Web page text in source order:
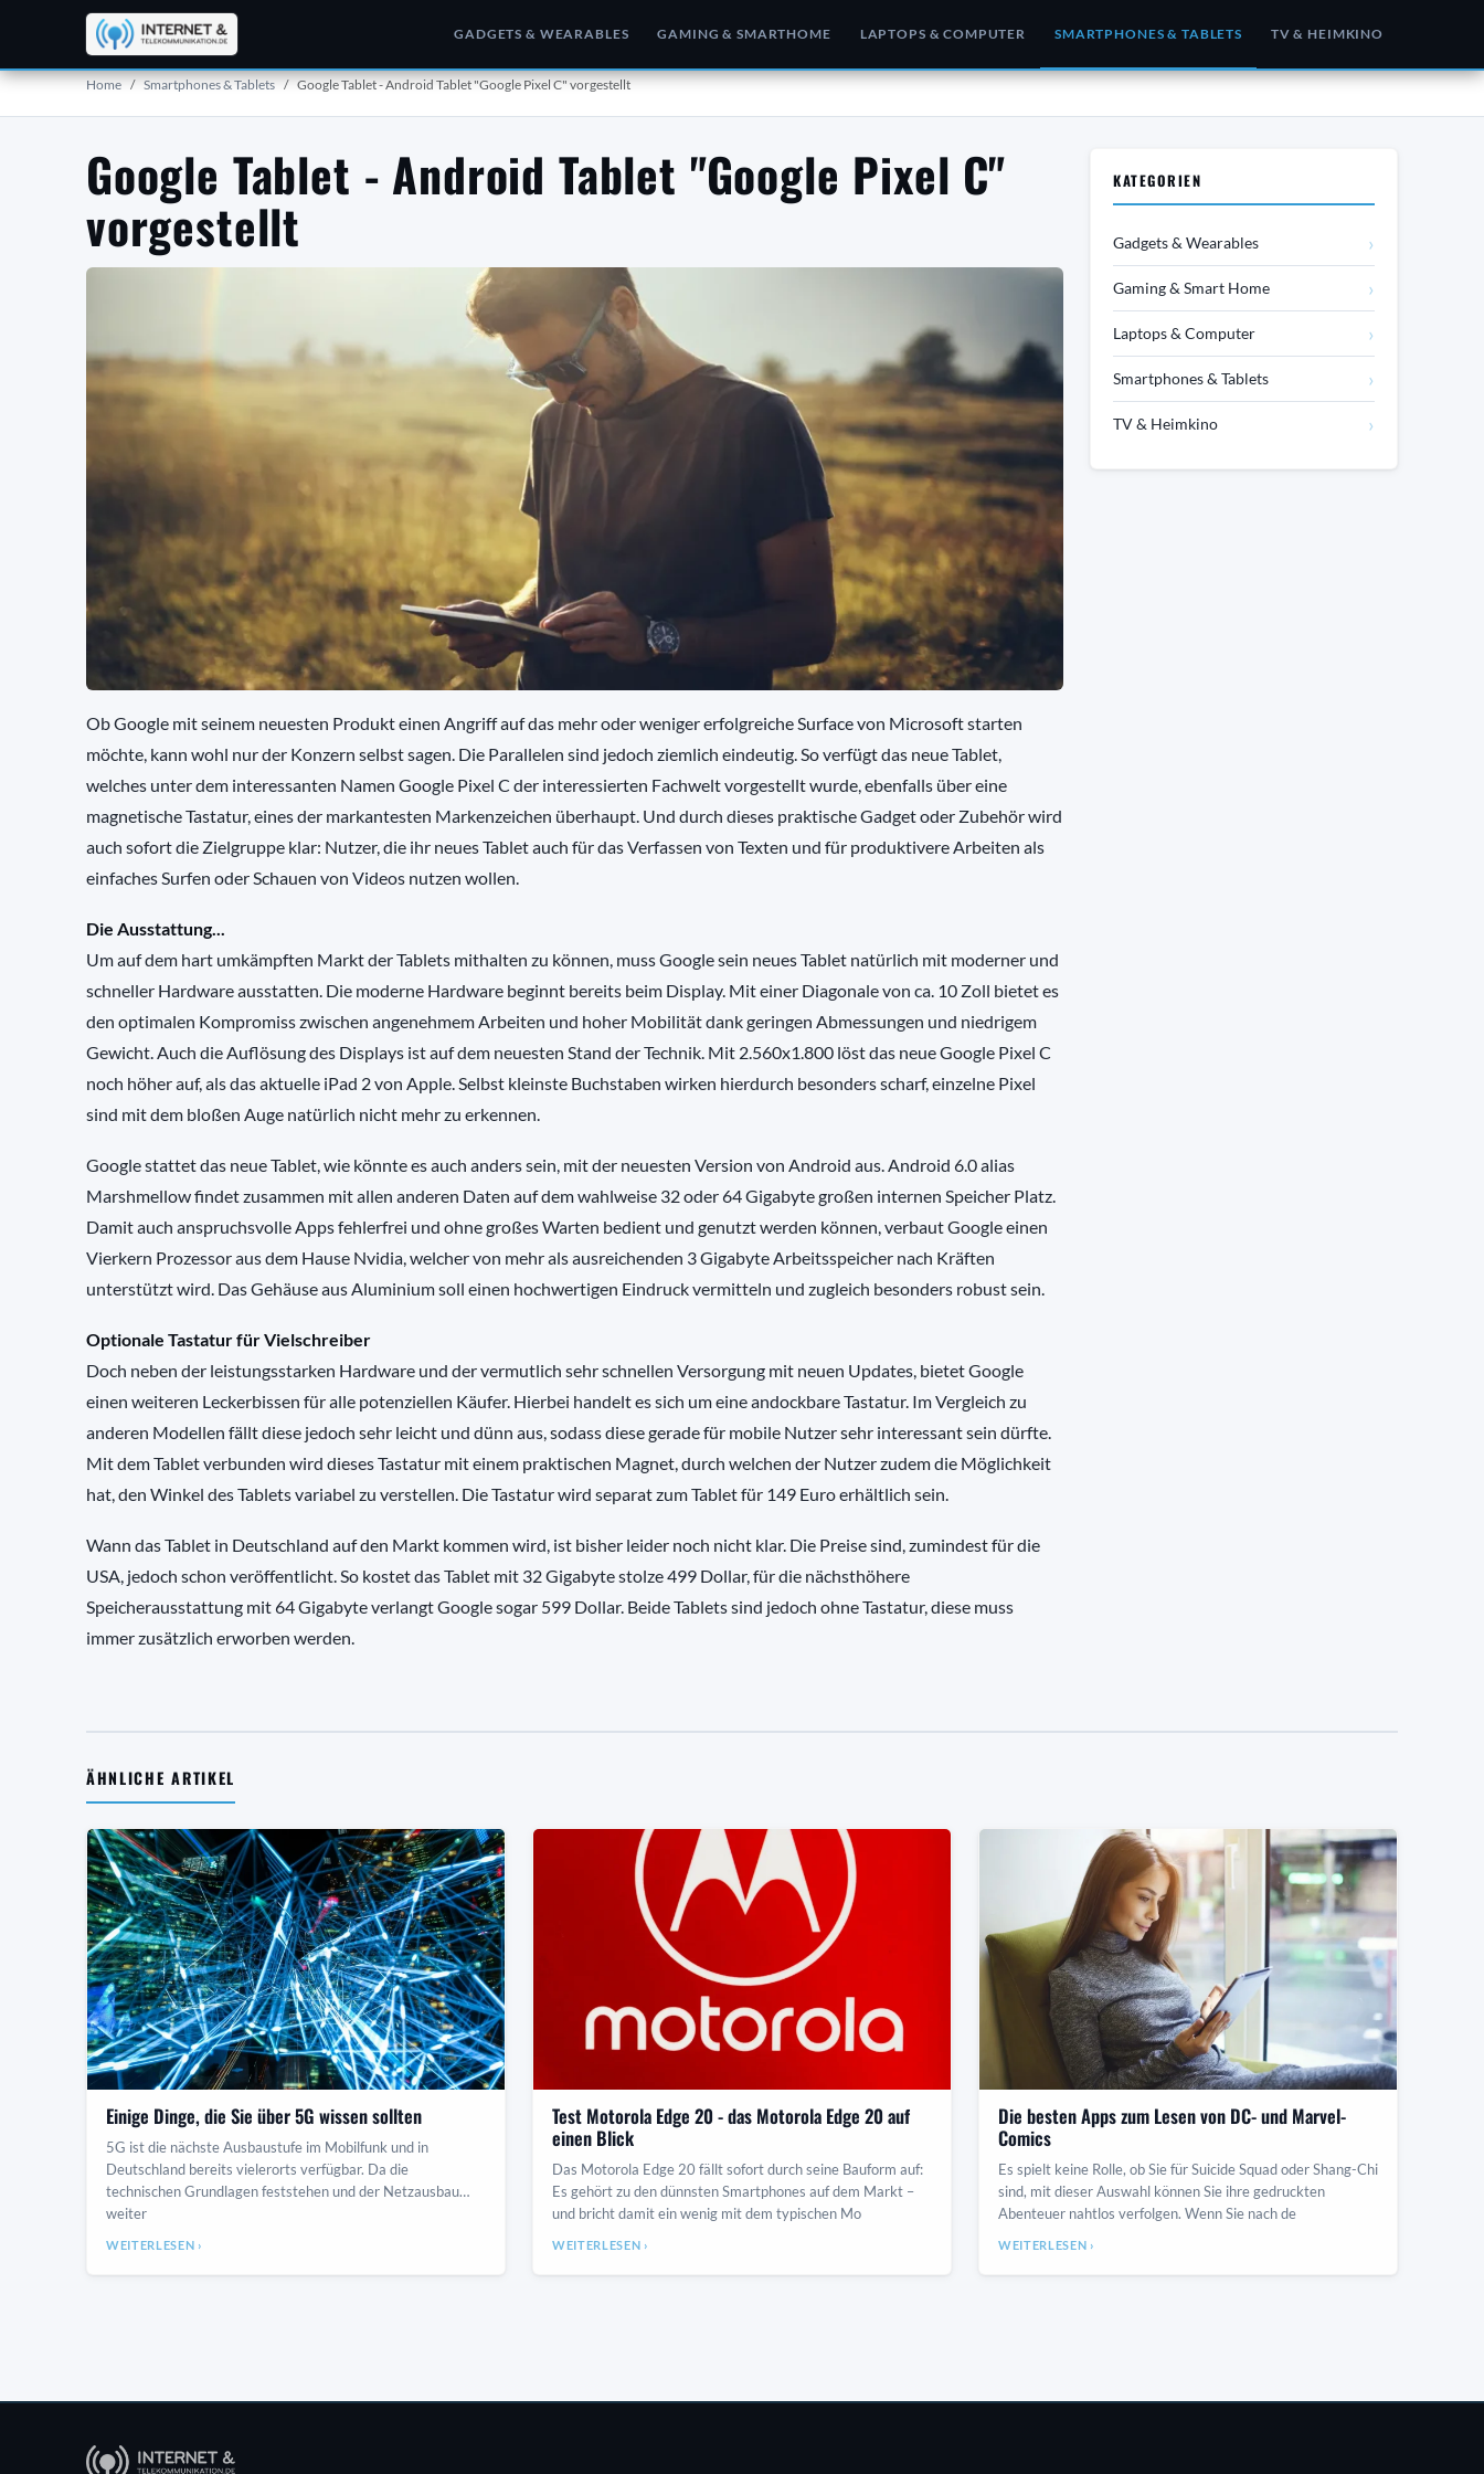
GADGETS & WEARABLES GAMING & SMARTHOME LAPTOPS & COMPUTER SMARTPHONES & TABLETS TV & HEIMKINO
Home Smartphones & Tablets Google Tablet - Android Tablet "Google Pixel C" vorgestellt
Google Tablet - Android Tablet "Google Pixel C"
vorgestellt
Ob Google mit seinem neuesten Produkt einen Angriff auf das mehr oder weniger erfolgreiche Surface von Microsoft starten
möchte, kann wohl nur der Konzern selbst sagen. Die Parallelen sind jedoch ziemlich eindeutig. So verfügt das neue Tablet,
welches unter dem interessanten Namen Google Pixel C der interessierten Fachwelt vorgestellt wurde, ebenfalls über eine
magnetische Tastatur, eines der markantesten Markenzeichen überhaupt. Und durch dieses praktische Gadget oder Zubehör wird
auch sofort die Zielgruppe klar: Nutzer, die ihr neues Tablet auch für das Verfassen von Texten und für produktivere Arbeiten als
einfaches Surfen oder Schauen von Videos nutzen wollen.
Die Ausstattung...
Um auf dem hart umkämpften Markt der Tablets mithalten zu können, muss Google sein neues Tablet natürlich mit moderner und
schneller Hardware ausstatten. Die moderne Hardware beginnt bereits beim Display. Mit einer Diagonale von ca. 10 Zoll bietet es
den optimalen Kompromiss zwischen angenehmem Arbeiten und hoher Mobilität dank geringen Abmessungen und niedrigem
Gewicht. Auch die Auflösung des Displays ist auf dem neuesten Stand der Technik. Mit 2.560x1.800 löst das neue Google Pixel C
noch höher auf, als das aktuelle iPad 2 von Apple. Selbst kleinste Buchstaben wirken hierdurch besonders scharf, einzelne Pixel
sind mit dem bloßen Auge natürlich nicht mehr zu erkennen.
Google stattet das neue Tablet, wie könnte es auch anders sein, mit der neuesten Version von Android aus. Android 6.0 alias
Marshmellow findet zusammen mit allen anderen Daten auf dem wahlweise 32 oder 64 Gigabyte großen internen Speicher Platz.
Damit auch anspruchsvolle Apps fehlerfrei und ohne großes Warten bedient und genutzt werden können, verbaut Google einen
Vierkern Prozessor aus dem Hause Nvidia, welcher von mehr als ausreichenden 3 Gigabyte Arbeitsspeicher nach Kräften
unterstützt wird. Das Gehäuse aus Aluminium soll einen hochwertigen Eindruck vermitteln und zugleich besonders robust sein.
Optionale Tastatur für Vielschreiber
Doch neben der leistungsstarken Hardware und der vermutlich sehr schnellen Versorgung mit neuen Updates, bietet Google
einen weiteren Leckerbissen für alle potenziellen Käufer. Hierbei handelt es sich um eine andockbare Tastatur. Im Vergleich zu
anderen Modellen fällt diese jedoch sehr leicht und dünn aus, sodass diese gerade für mobile Nutzer sehr interessant sein dürfte.
Mit dem Tablet verbunden wird dieses Tastatur mit einem praktischen Magnet, durch welchen der Nutzer zudem die Möglichkeit
hat, den Winkel des Tablets variabel zu verstellen. Die Tastatur wird separat zum Tablet für 149 Euro erhältlich sein.
Wann das Tablet in Deutschland auf den Markt kommen wird, ist bisher leider noch nicht klar. Die Preise sind, zumindest für die
USA, jedoch schon veröffentlicht. So kostet das Tablet mit 32 Gigabyte stolze 499 Dollar, für die nächsthöhere
Speicherausstattung mit 64 Gigabyte verlangt Google sogar 599 Dollar. Beide Tablets sind jedoch ohne Tastatur, diese muss
immer zusätzlich erworben werden.
KATEGORIEN
Gadgets & Wearables ›
Gaming & Smart Home ›
Laptops & Computer ›
Smartphones & Tablets ›
TV & Heimkino ›
ÄHNLICHE ARTIKEL
Einige Dinge, die Sie über 5G wissen sollten
5G ist die nächste Ausbaustufe im Mobilfunk und in
Deutschland bereits vielerorts verfügbar. Da die
technischen Grundlagen feststehen und der Netzausbau
weiter
WEITERLESEN ›
Test Motorola Edge 20 - das Motorola Edge 20 auf
einen Blick
Das Motorola Edge 20 fällt sofort durch seine Bauform auf:
Es gehört zu den dünnsten Smartphones auf dem Markt –
und bricht damit ein wenig mit dem typischen Mo
WEITERLESEN ›
Die besten Apps zum Lesen von DC- und Marvel-
Comics
Es spielt keine Rolle, ob Sie für Suicide Squad oder Shang-Chi
sind, mit dieser Auswahl können Sie ihre gedruckten
Abenteuer nahtlos verfolgen. Wenn Sie nach de
WEITERLESEN ›